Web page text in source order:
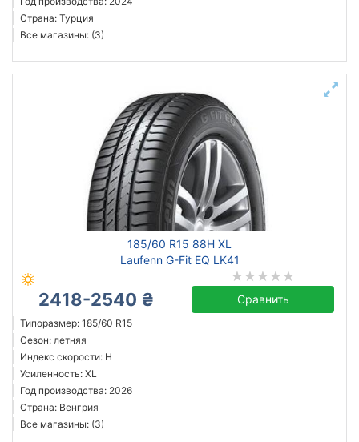
Страна: Турция
Все магазины: (3)
185/60 R15 88H XL
Laufenn G-Fit EQ LK41
2418-2540 ₴ Сравнить
Типоразмер: 185/60 R15
Сезон: летняя
Индекс скорости: H
Усиленность: XL
Год производства: 2026
Страна: Венгрия
Все магазины: (3)